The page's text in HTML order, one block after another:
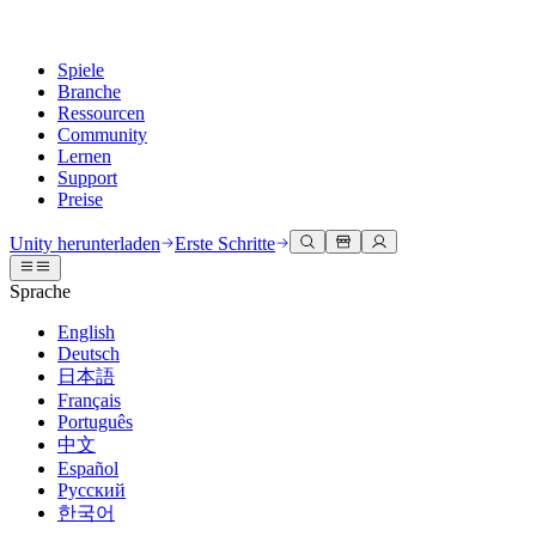
Spiele
Branche
Ressourcen
Community
Lernen
Support
Preise
Unity Engine
Erstellen Sie 2D- und 3D-Spiele für jede Plattform
Zusammenarbeit
Schnell mit Ihrem Team zusammenarbeiten und iterieren
Unity herunterladen
Abonnements und Preise
Bereitstellen
Multiplattform
3D-Zusammenarbeit
Erstellen und überprüfen Sie 3D-Projekte in Echtzeit
Immersive Schulung
In immersiven Umgebungen trainieren
Kundenerlebnisse
Interaktive 3D-Erlebnisse erstellen
Branchen
Fertigung
Dokumentation
Entwicklertools
Versionsfreigaben und Fehlerverfolgung
Roadmap
Bevorstehende Funktionen überprüfen
Glossar
Diskussionen
Veranstaltungen
Globale und lokale Veranstaltungen
Gemeinschaftsgeschichten
Made with Unity
Präsentation von Unity-Schöpfern
Unity Learn
Meistern Sie Unity-Fähigkeiten kostenlos
Professionelles Training
Verbessern Sie Ihr Team mit Unity-Trainern
Neu bei Unity
Erste Schritte
Beginnen Sie noch heute mit dem Lernen
Unity Essential Pathways
Hilfe erhalten
Wir helfen Ihnen, mit Unity erfolgreich zu sein
Erfolgspläne
Erreichen Sie Ihre Ziele schneller mit Expertenunterstützung
FAQ
Antworten auf häufige Fragen
Kontakt aufnehmen
Verbinden Sie sich mit unserem Team
Unity herunterladen Erste Schritte
Sprache
English
Deutsch
日本語
Français
Português
中文
Español
Русский
한국어